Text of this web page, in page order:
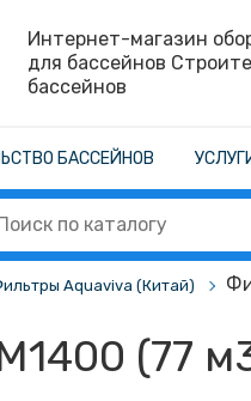
Интернет-магазин
для бассейнов
бассейнов
БАССЕЙНОВ
Aquaviva (Китай)
(77